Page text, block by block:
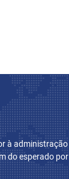
à administração
do esperado por